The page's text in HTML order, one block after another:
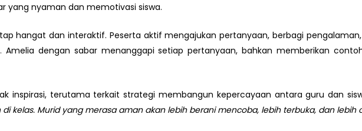
yang nyaman dan memotivasi siswa.
hangat dan interaktif. Peserta aktif mengajukan pertanyaan, berbagi
dengan sabar menanggapi setiap pertanyaan, bahkan memberikan
inspirasi, terutama terkait strategi membangun kepercayaan antara guru dan
kelas. Murid yang merasa aman akan lebih berani mencoba, lebih terbuka, dan lebih